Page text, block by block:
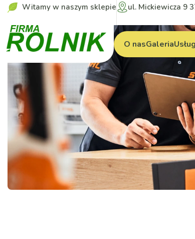
Witamy w naszym sklepie ul. Mickiewicza 9
O nasGaleria